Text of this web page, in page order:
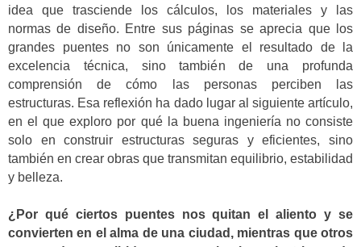
idea que trasciende los cálculos, los materiales y las
normas de diseño. Entre sus páginas se aprecia que los
grandes puentes no son únicamente el resultado de la
excelencia técnica, sino también de una profunda
comprensión de cómo las personas perciben las
estructuras. Esa reflexión ha dado lugar al siguiente artículo,
en el que exploro por qué la buena ingeniería no consiste
solo en construir estructuras seguras y eficientes, sino
también en crear obras que transmitan equilibrio, estabilidad
y belleza.
¿Por qué ciertos puentes nos quitan el aliento y se
convierten en el alma de una ciudad, mientras que otros